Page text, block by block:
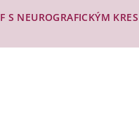
NEUROGRAFICKÝM